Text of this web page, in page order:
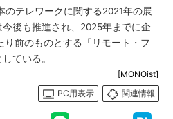
のテレワークに関する2021年の展
後も推進され、2025年までに企
前のものとする「リモート・フ
ている。
[MONOist]
PC用表示
関連情報